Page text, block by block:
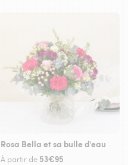
Rosa Bella et sa bulle d'eau
À partir de 53€95